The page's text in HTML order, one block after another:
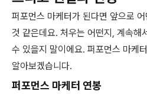
퍼포먼스 마케터가 된다면 앞으로
것 같은데요. 처우는 어떤지, 계속해
수 있을지 말이에요. 퍼포먼스 마케
알아보겠습니다.
퍼포먼스 마케터 연봉